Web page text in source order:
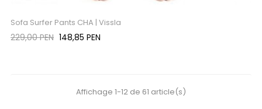
Sofa Surfer Pants CHA | Vissla
Precio
229,00 PEN Precio
148,85 PEN
Affichage 1-12 de 61 article(s)